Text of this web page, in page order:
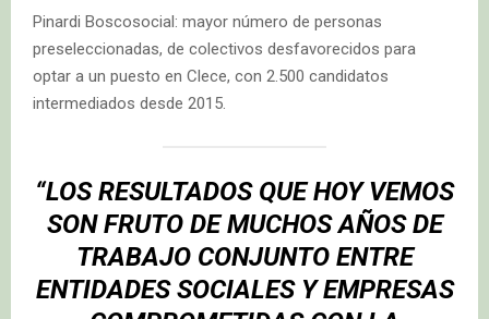
Pinardi Boscosocial: mayor número de personas
preseleccionadas, de colectivos desfavorecidos para
optar a un puesto en Clece, con 2.500 candidatos
intermediados desde 2015.
“LOS RESULTADOS QUE HOY VEMOS
SON FRUTO DE MUCHOS AÑOS DE
TRABAJO CONJUNTO ENTRE
ENTIDADES SOCIALES Y EMPRESAS